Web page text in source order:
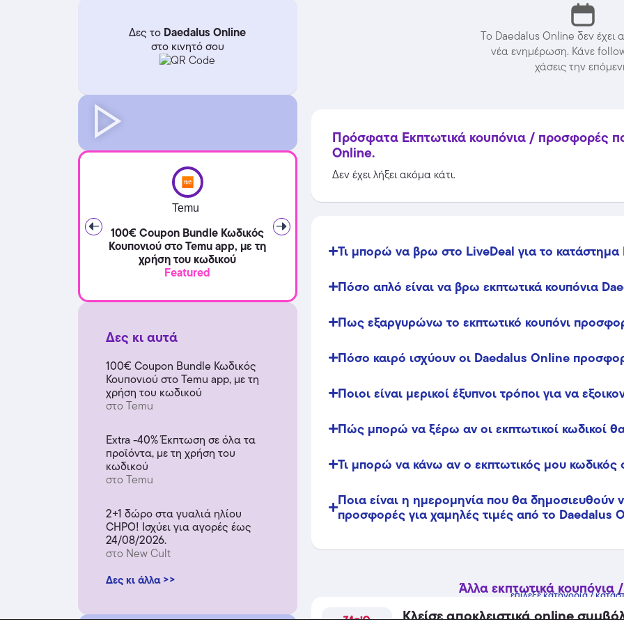
Δες το Daedalus Online
στο κινητό σου
Temu
100€ Coupon Bundle Κωδικός
Κουπονιού στο Temu app, με τη
χρήση του κωδικού
Featured
προϊόντα, με τη χρήση του
κωδικού
Δες κι αυτά
100€ Coupon Bundle Κωδικός
Κουπονιού στο Temu app, με τη
χρήση του κωδικού
στο Temu
Extra -40% Έκπτωση σε όλα τα
προϊόντα, με τη χρήση του
κωδικού
στο Temu
2+1 δώρο στα γυαλιά ηλίου
CHPO! Ισχύει για αγορές έως
24/08/2026.
στο New Cult
Δες κι άλλα >>
Το Daedalus Online δεν έχει
νέα ενημέρωση. Κάνε
χάσεις την
Πρόσφατα Εκπτωτικά κουπόνια / προσφορές
Online.
Δεν έχει λήξει ακόμα κάτι.
Τι μπορώ να βρω στο LiveDeal για το
Πόσο απλό είναι να βρω εκπτωτικά κουπόνια
Πως εξαργυρώνω το εκπτωτικό κουπόνι
Πόσο καιρό ισχύουν οι Daedalus Online
Ποιοι είναι μερικοί έξυπνοι τρόποι για να
Πώς μπορώ να ξέρω αν οι εκπτωτικοί κωδικοί
Τι μπορώ να κάνω αν ο εκπτωτικός μου κωδικός
Ποια είναι η ημερομηνία που θα δημοσιευθούν
προσφορές για χαμηλές τιμές από το Daedalus
Άλλα εκπτωτικά
επίλεξε κατηγορία /
Κλείσε αποκλειστικά online